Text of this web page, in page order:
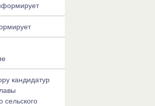
кандидатур
сельского